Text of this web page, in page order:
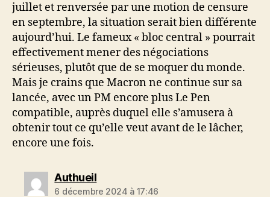
juillet et renversée par une motion de censure
en septembre, la situation serait bien différente
aujourd’hui. Le fameux « bloc central » pourrait
effectivement mener des négociations
sérieuses, plutôt que de se moquer du monde.
Mais je crains que Macron ne continue sur sa
lancée, avec un PM encore plus Le Pen
compatible, auprès duquel elle s’amusera à
obtenir tout ce qu’elle veut avant de le lâcher,
encore une fois.
Authueildit :
6 décembre 2024 à 17:46